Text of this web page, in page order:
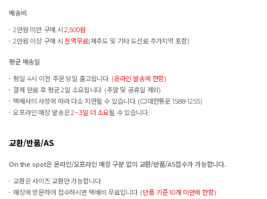
배송비
2만원 미만 구매 시2,500원
2만원 이상 구매 시전액무료(제주도 및 기타 도선료 추가지역 포함)
평균 배송일
평일 4시 이전 주문 당일 출고됩니다. (온라인 발송에 한함)
결제 완료 후 평균 2일 소요됩니다. (주말 및 공휴일 제외)
택배사의 사정에 따라 다소 지연될 수 있습니다. (CJ대한통운 1588-1255)
오프라인 매장 발송은2~3일 더 소요될 수 있습니다.
교환/반품/AS
On the spot은 온라인/오프라인 매장 구분 없이 교환/반품/AS접수가 가능합니다.
교환은 사이즈 교환만 가능합니다.
매장에 방문하여 접수하시면 택배비 무료입니다. (단품 기준 10개 미만에 한함)